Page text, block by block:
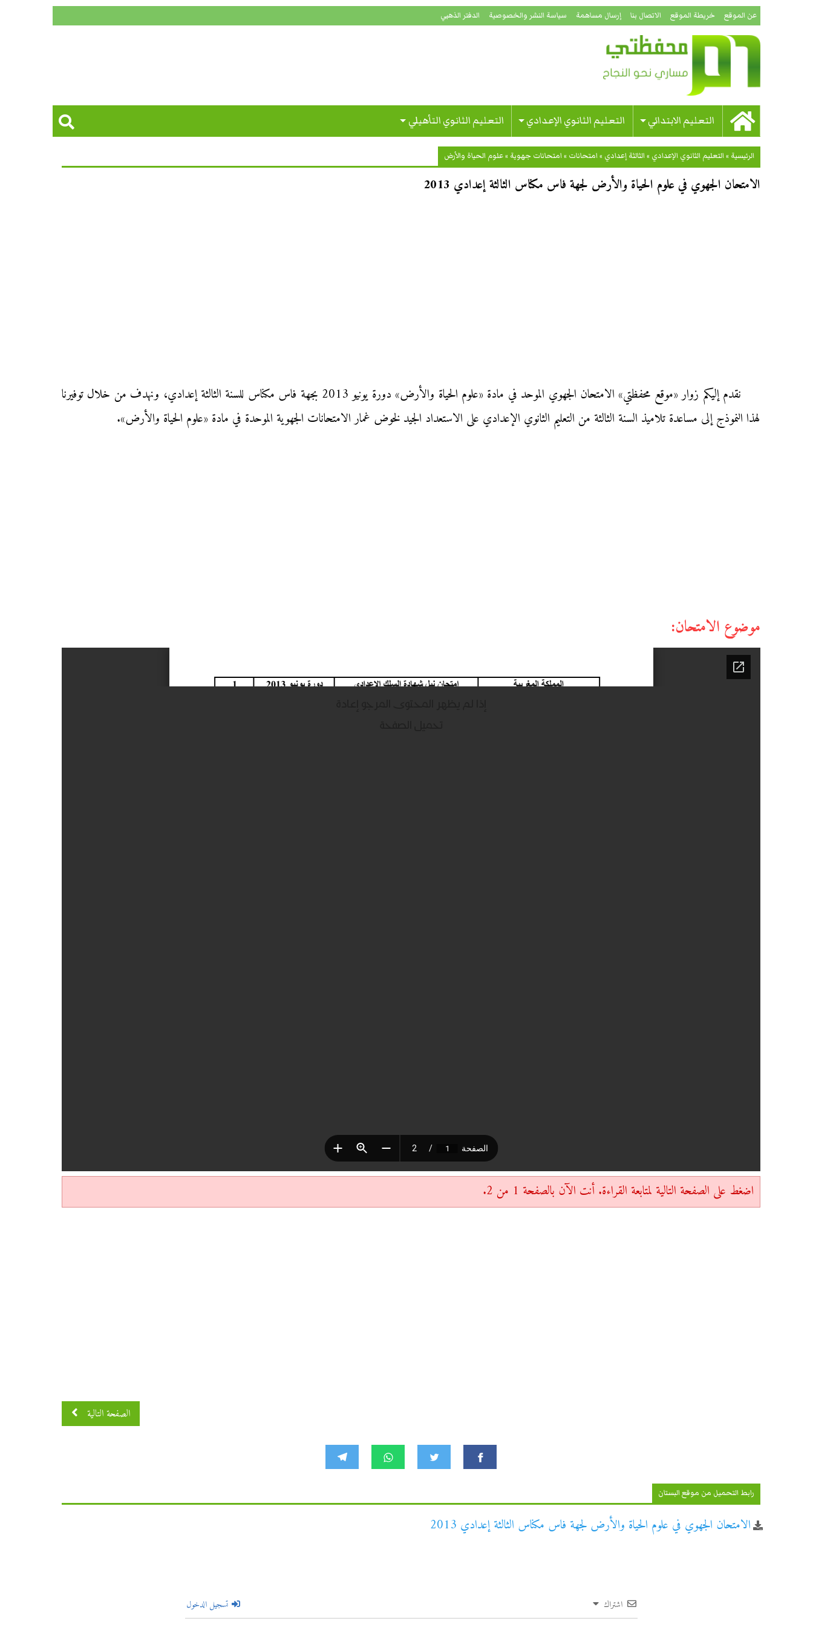
عن الموقع خريطة الموقع الاتصال بنا إرسال مساهمة سياسة النشر والخصوصية الدفتر الذهبي
التعليم الابتدائي التعليم الثانوي الإعدادي التعليم الثانوي التأهيلي
الرئيسية »التعليم الثانوي الإعدادي »الثالثة إعدادي »امتحانات »امتحانات جهوية »علوم الحياة والأرض
الامتحان الجهوي في علوم الحياة والأرض لجهة فاس مكناس الثالثة إعدادي 2013
نقدم إليكم زوار «موقع محفظتي» الامتحان الجهوي الموحد في مادة «علوم الحياة والأرض» دورة يونيو 2013 بجهة فاس مكناس للسنة الثالثة إعدادي، ونهدف من خلال توفيرنا
لهذا النموذج إلى مساعدة تلاميذ السنة الثالثة من التعليم الثانوي الإعدادي على الاستعداد الجيد لخوض غمار الامتحانات الجهوية الموحدة في مادة «علوم الحياة والأرض».
موضوع الامتحان:
اضغط على الصفحة التالية لمتابعة القراءة. أنت الآن بالصفحة 1 من 2.
الصفحة التالية
رابط التحميل من موقع البستان
الامتحان الجهوي في علوم الحياة والأرض لجهة فاس مكناس الثالثة إعدادي 2013
اشتراك تسجيل الدخول